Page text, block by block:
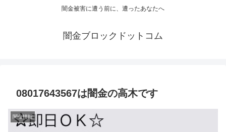
闇金被害に遭う前に、遭ったあなたへ
闇金ブロックドットコム
08017643567は闇金の高木です
闇金情報